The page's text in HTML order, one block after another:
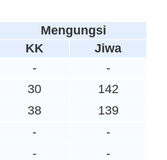
Mengungsi
KK
Jiwa
-
-
30
142
38
139
-
-
-
-